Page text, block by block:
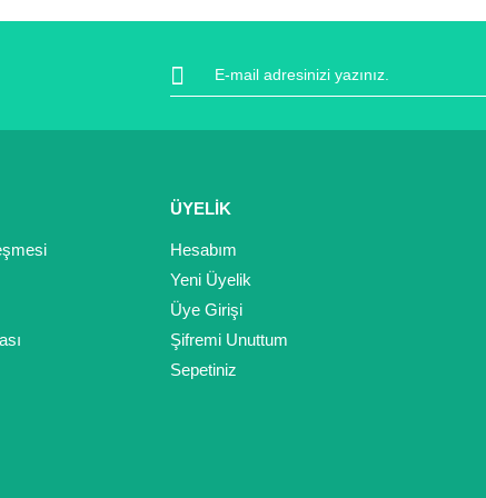
Yorum Yaz
Gönder
ÜYELİK
Hesabım
Yeni Üyelik
Üye Girişi
Şifremi Unuttum
Sepetiniz